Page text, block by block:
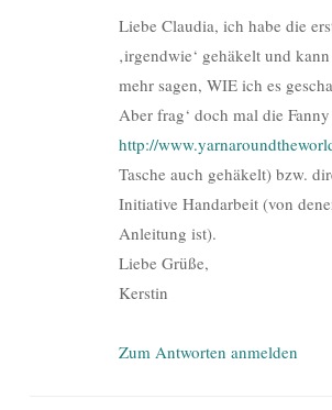
Liebe Claudia, ich habe die
‚irgendwie‘ gehäkelt und
mehr sagen, WIE ich es
Aber frag‘ doch mal die
http://
Tasche auch gehäkelt) bzw.
Initiative Handarbeit (von
Anleitung ist).
Liebe Grüße,
Kerstin
Zum Antworten anmelden